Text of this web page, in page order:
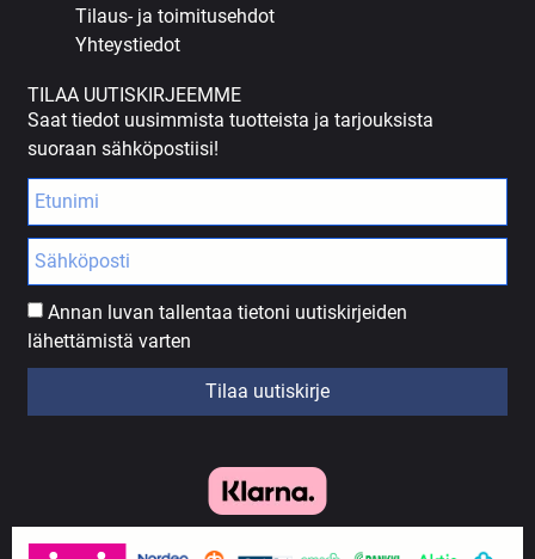
Tilaus- ja toimitusehdot
Yhteystiedot
TILAA UUTISKIRJEEMME
Saat tiedot uusimmista tuotteista ja tarjouksista
suoraan sähköpostiisi!
Annan luvan tallentaa tietoni uutiskirjeiden
lähettämistä varten
Tilaa uutiskirje